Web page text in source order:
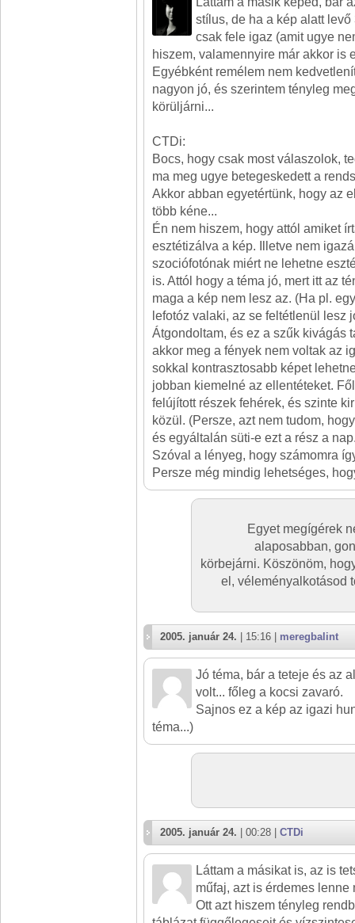
stílus, de ha a kép alatt
csak fele igaz (amit ugye
hiszem, valamennyire már akkor is
Egyébként remélem nem
nagyon jó, és szerintem tényleg
körüljárni...
CTDi:
Bocs, hogy csak most válaszolok,
ma meg ugye betegeskedett a
Akkor abban egyetértünk, hogy az
több kéne...
Én nem hiszem, hogy attól amiket
esztétizálva a kép. Illetve nem
szociófotónak miért ne lehetne
is. Attól hogy a téma jó, mert itt az
maga a kép nem lesz az. (Ha pl.
lefotóz valaki, az se feltétlenül lesz
Átgondoltam, és ez a szűk kivágás
akkor meg a fények nem voltak az
sokkal kontrasztosabb képet
jobban kiemelné az ellentéteket.
felújított részek fehérek, és szinte
közül. (Persze, azt nem tudom,
és egyáltalán süti-e ezt a rész a
Szóval a lényeg, hogy számomra
Persze még mindig lehetséges,
Egyet megígérek
alaposabban,
körbejárni. Köszönöm,
el, véleményalkotásod
2005. január 24. | 15:16 | meregbalint
Jó téma, bár a teteje és az
volt... főleg a kocsi zavaró.
Sajnos ez a kép az igazi
téma...)
2005. január 24. | 00:28 | CTDi
Láttam a másikat is, az is
műfaj, azt is érdemes
Ott azt hiszem tényleg